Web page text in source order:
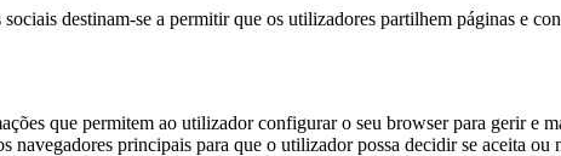
destinam-se a permitir que os utilizadores partilhem páginas e
que permitem ao utilizador configurar o seu browser para gerir e
navegadores principais para que o utilizador possa decidir se aceita ou